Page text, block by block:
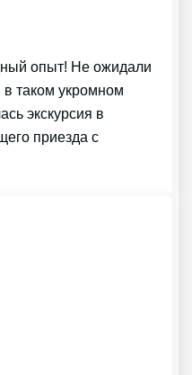
опыт! Не ожидали
в таком укромном
экскурсия в
приезда с